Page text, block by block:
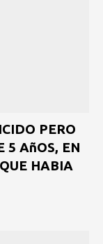
PERO
5 AñOS, EN
HABIA